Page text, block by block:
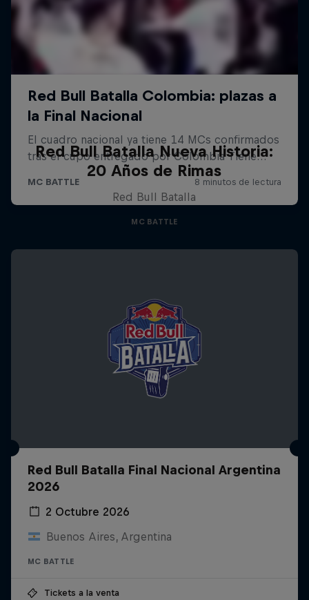
Red Bull Batalla Nueva Historia:
20 Años de Rimas
Red Bull Batalla
MC BATTLE
Red Bull Batalla Final Nacional Argentina
2026
2 Octubre 2026
Buenos Aires, Argentina
MC BATTLE
Tickets a la venta